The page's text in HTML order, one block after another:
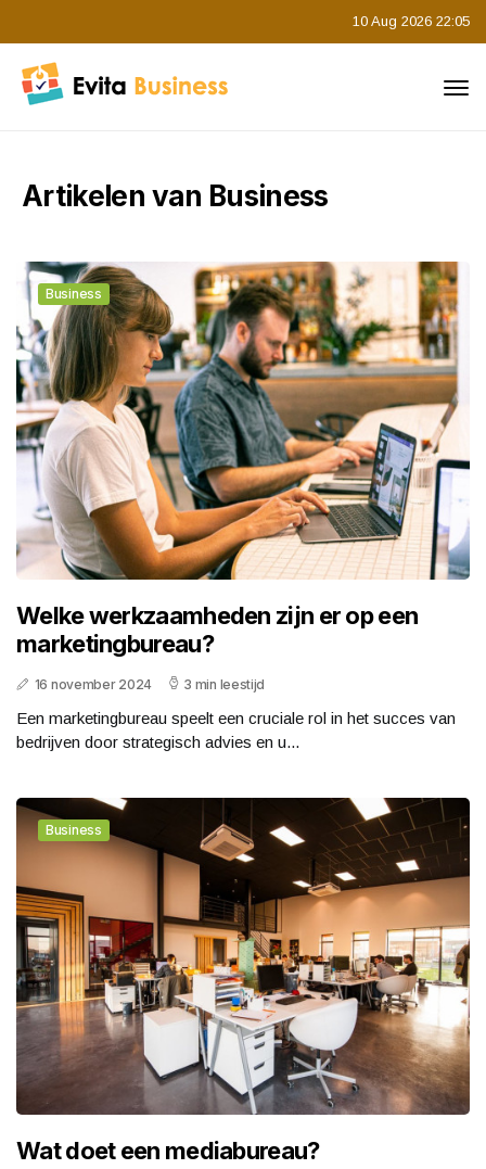
10 Aug 2026 22:05
Artikelen van Business
Business
Welke werkzaamheden zijn er op een
marketingbureau?
16 november 2024 3 min leestijd
Een marketingbureau speelt een cruciale rol in het succes van
bedrijven door strategisch advies en u...
Business
Wat doet een mediabureau?